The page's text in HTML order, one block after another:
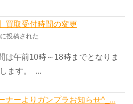
買取受付時間の変更
投稿された
は午前10時～18時までとなりま
ます。 ...
ナーよりガンプラお知らせ^_...